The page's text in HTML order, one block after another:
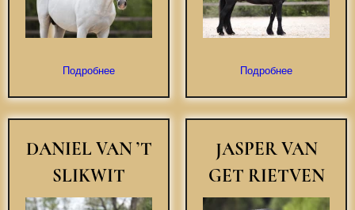
Подробнее Подробнее
DANIEL VAN ’T
SLIKWIT
JASPER VAN
GET RIETVEN